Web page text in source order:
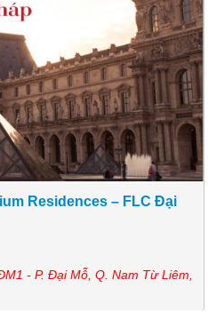
Residences – FLC Đại
- P. Đại Mỗ, Q. Nam Từ Liêm,